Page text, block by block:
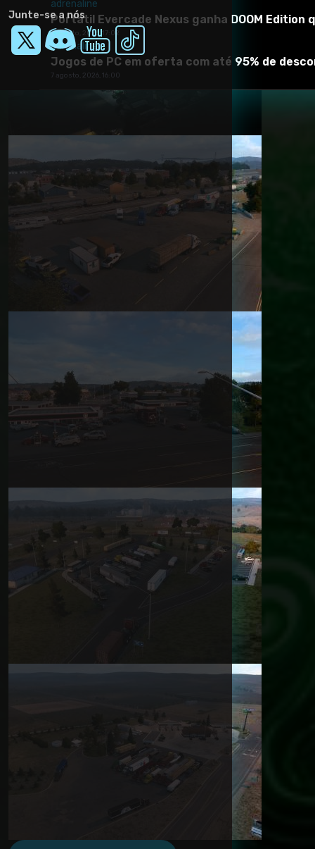
Junte-se a nós
adrenaline
Portátil Evercade Nexus ganha DOOM
7 agosto, 2026, 17:02
adrenaline
Jogos de PC em oferta com até 95% de
7 agosto, 2026, 16:00